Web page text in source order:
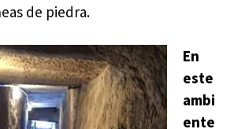
de piedra.
En
este
ambi
ente